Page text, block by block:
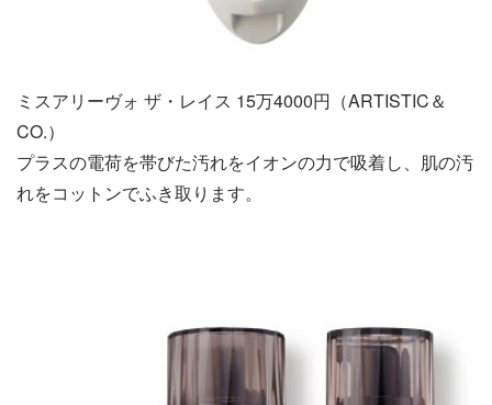
ミスアリーヴォ ザ・レイス 15万4000円（ARTISTIC＆
CO.）
プラスの電荷を帯びた汚れをイオンの力で吸着し、肌の汚
れをコットンでふき取ります。